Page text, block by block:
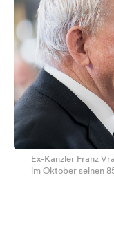
Ex-Kanzler Franz
im Oktober seinen